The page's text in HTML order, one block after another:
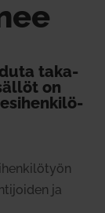
taka­
on
ja